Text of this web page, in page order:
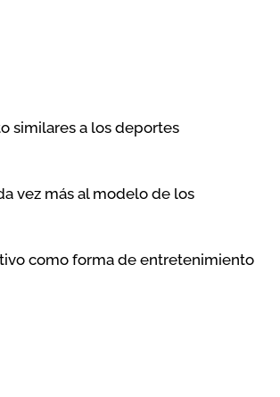
similares a los deportes
vez más al modelo de los
como forma de entretenimiento